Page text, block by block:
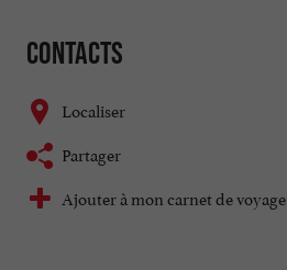
Contacts
Localiser
Partager
Ajouter à mon carnet de voyage